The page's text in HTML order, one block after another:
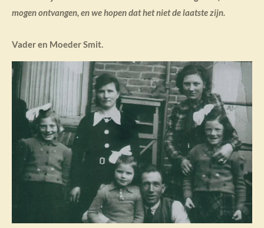
mogen ontvangen, en we hopen dat het niet de laatste zijn.
Vader en Moeder Smit.